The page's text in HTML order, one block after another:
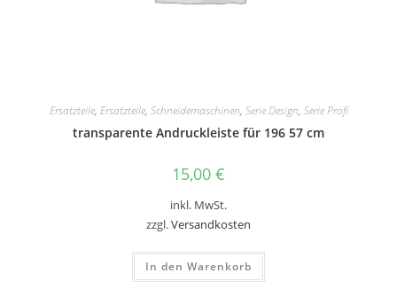
Ersatzteile, Ersatzteile, Schneidemaschinen, Serie Design, Serie Profi
transparente Andruckleiste für 196 57 cm
15,00 €
inkl. MwSt.
zzgl.Versandkosten
In den Warenkorb